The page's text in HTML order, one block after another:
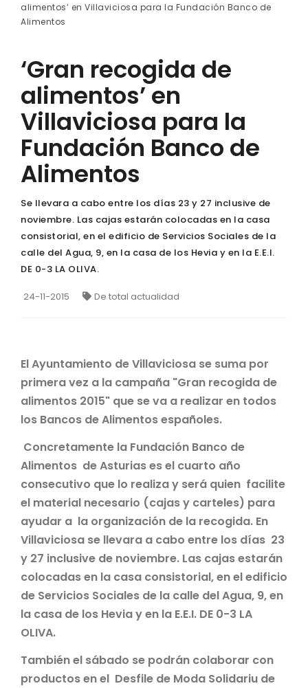
alimentos’ en Villaviciosa para la Fundación Banco de
Alimentos
‘Gran recogida de
alimentos’ en
Villaviciosa para la
Fundación Banco de
Alimentos
Se llevara a cabo entre los días 23 y 27 inclusive de
noviembre. Las cajas estarán colocadas en la casa
consistorial, en el edificio de Servicios Sociales de la
calle del Agua, 9, en la casa de los Hevia y en la E.E.I.
DE 0-3 LA OLIVA.
24-11-2015 De total actualidad
El Ayuntamiento de Villaviciosa se suma por
primera vez a la campaña "Gran recogida de
alimentos 2015" que se va a realizar en todos
los Bancos de Alimentos españoles.
Concretamente la Fundación Banco de
Alimentos de Asturias es el cuarto año
consecutivo que lo realiza y será quien facilite
el material necesario (cajas y carteles) para
ayudar a la organización de la recogida. En
Villaviciosa se llevara a cabo entre los días 23
y 27 inclusive de noviembre. Las cajas estarán
colocadas en la casa consistorial, en el edificio
de Servicios Sociales de la calle del Agua, 9, en
la casa de los Hevia y en la E.E.I. DE 0-3 LA
OLIVA.
También el sábado se podrán colaborar con
productos en el Desfile de Moda Solidariu de